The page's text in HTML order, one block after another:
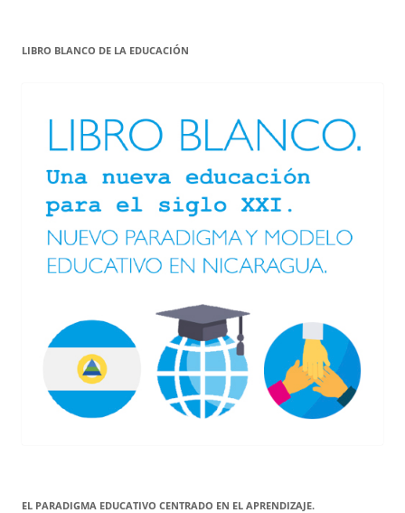
LIBRO BLANCO DE LA EDUCACIÓN
EL PARADIGMA EDUCATIVO CENTRADO EN EL APRENDIZAJE.